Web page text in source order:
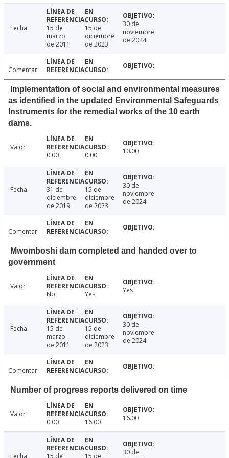
Fecha
15 de
marzo
de 2011
15 de
diciembre
de 2023
30 de
noviembre
de 2024
Comentar
Implementation of social and environmental measures
as identified in the updated Environmental Safeguards
Instruments for the remedial works of the 10 earth
dams.
Valor
0.00
0.00 10.00
Fecha
31 de
diciembre
de 2019
15 de
diciembre
de 2023
30 de
noviembre
de 2024
Comentar
Mwomboshi dam completed and handed over to
government
Valor
No
Yes Yes
Fecha
15 de
marzo
de 2011
15 de
diciembre
de 2023
30 de
noviembre
de 2024
Comentar
Number of progress reports delivered on time
Valor
0.00
16.00 16.00
30 de